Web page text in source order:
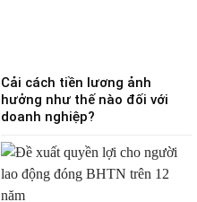
Cải cách tiền lương ảnh
hưởng như thế nào đối với
doanh nghiệp?